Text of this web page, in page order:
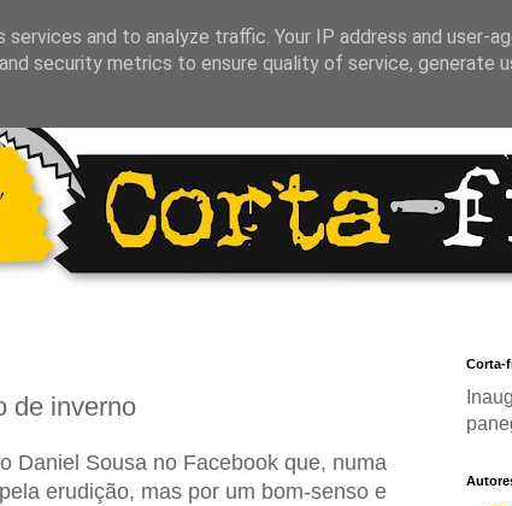
de inverno
Daniel Sousa no Facebook que, numa
erudição, mas por um bom-senso e
Corta-
and to analyze traffic. Your IP address and user-
security metrics to ensure quality of service, generate